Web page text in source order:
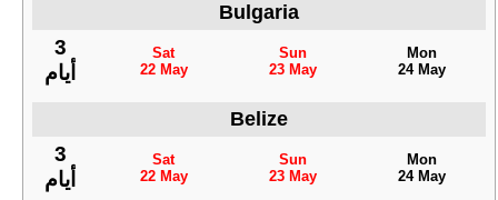
Bulgaria
3
أيام
Sat
22 May
Sun
23 May
Mon
24 May
Belize
3
أيام
Sat
22 May
Sun
23 May
Mon
24 May